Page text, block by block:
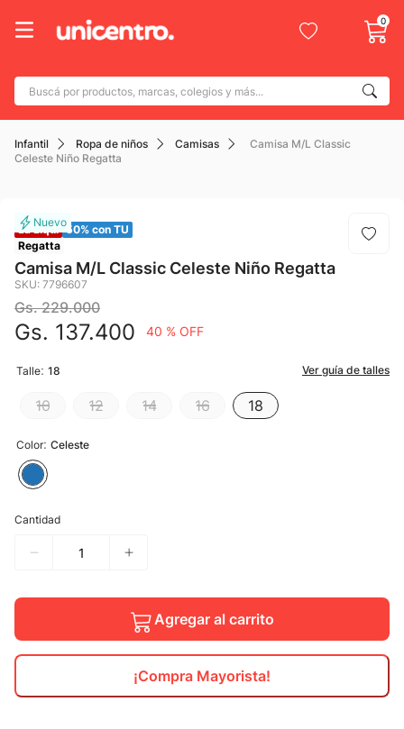
0
Buscá por productos, marcas, colegios y más...
Infantil Ropa de niños Camisas
Camisa M/L Classic
Celeste Niño Regatta
La Liqui 50% con TU
Regatta
Camisa M/L Classic Celeste Niño Regatta
SKU: 7796607
Gs. 229.000
Gs. 137.400 40 % OFF
Color: Celeste
Talle: 18
10 12 14 16 18
Ver guía de talles
Cantidad
Agregar al carrito
¡Compra Mayorista!
Términos más buscados
1. adidas
4.
5. botin
6. caterpillar
7. todo terreno
8 .
9. calzado